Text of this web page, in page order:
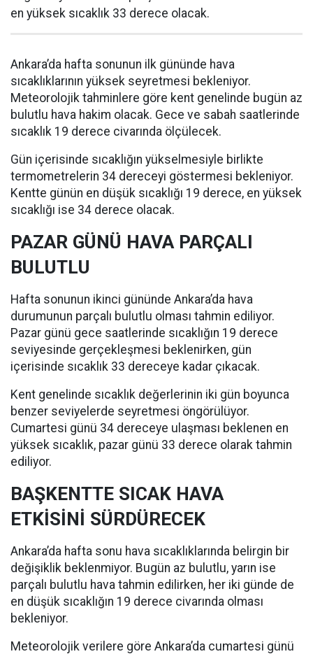
en yüksek sıcaklık 33 derece olacak.
Ankara’da hafta sonunun ilk gününde hava
sıcaklıklarının yüksek seyretmesi bekleniyor.
Meteorolojik tahminlere göre kent genelinde bugün az
bulutlu hava hakim olacak. Gece ve sabah saatlerinde
sıcaklık 19 derece civarında ölçülecek.
Gün içerisinde sıcaklığın yükselmesiyle birlikte
termometrelerin 34 dereceyi göstermesi bekleniyor.
Kentte günün en düşük sıcaklığı 19 derece, en yüksek
sıcaklığı ise 34 derece olacak.
PAZAR GÜNÜ HAVA PARÇALI
BULUTLU
Hafta sonunun ikinci gününde Ankara’da hava
durumunun parçalı bulutlu olması tahmin ediliyor.
Pazar günü gece saatlerinde sıcaklığın 19 derece
seviyesinde gerçekleşmesi beklenirken, gün
içerisinde sıcaklık 33 dereceye kadar çıkacak.
Kent genelinde sıcaklık değerlerinin iki gün boyunca
benzer seviyelerde seyretmesi öngörülüyor.
Cumartesi günü 34 dereceye ulaşması beklenen en
yüksek sıcaklık, pazar günü 33 derece olarak tahmin
ediliyor.
BAŞKENTTE SICAK HAVA
ETKİSİNİ SÜRDÜRECEK
Ankara’da hafta sonu hava sıcaklıklarında belirgin bir
değişiklik beklenmiyor. Bugün az bulutlu, yarın ise
parçalı bulutlu hava tahmin edilirken, her iki günde de
en düşük sıcaklığın 19 derece civarında olması
bekleniyor.
Meteorolojik verilere göre Ankara’da cumartesi günü